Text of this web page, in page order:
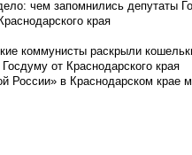
чем запомнились депутаты
края
коммунисты раскрыли
от Краснодарского края
России» в Краснодарском крае